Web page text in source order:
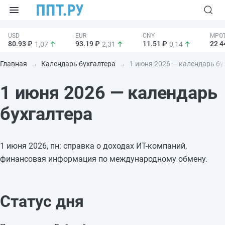
80.93 ₽ 1,07 93.19 ₽ 2,31 11.51 ₽ 0,14 22
Главная Календарь бухгалтера 1 июня 2026 — календарь
1 июня 2026 — календарь
бухгалтера
1 июня 2026, пн: справка о доходах ИТ-компаний,
финансовая информация по международному обмену.
Статус дня